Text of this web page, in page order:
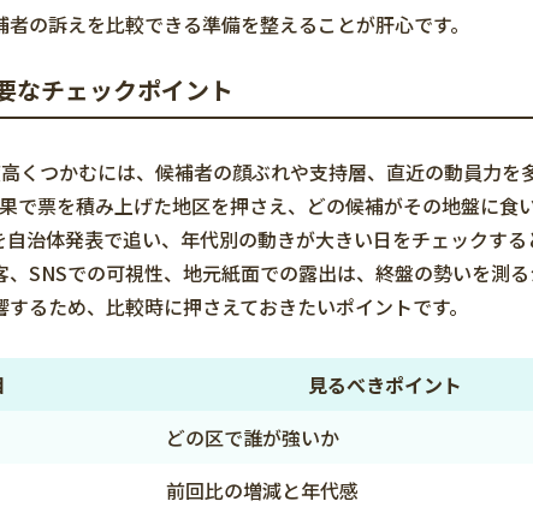
の訴えを比較できる準備を整えることが肝心です。
なチェックポイント
くつかむには、候補者の顔ぶれや支持層、直近の動員力を
で票を積み上げた地区を押さえ、どの候補がその地盤に食
治体発表で追い、年代別の動きが大きい日をチェックす
SNSでの可視性、地元紙面での露出は、終盤の勢いを測
るため、比較時に押さえておきたいポイントです。
見るべきポイント
どの区で誰が強いか
前回比の増減と年代感